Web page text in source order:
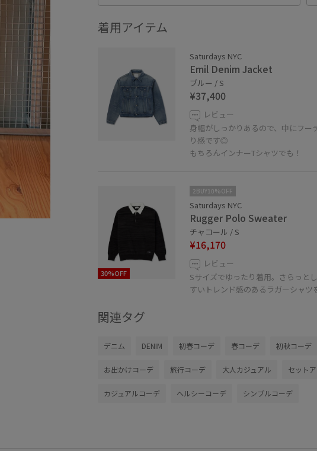
着用アイテム
Saturdays NYC
Emil Denim Jacket
ブルー / S
¥37,400
レビュー
身幅がしっかりあるので、中にフー
り感です◎
もちろんインナーTシャツでも！
30%OFF
2BUY10%OFF
Saturdays NYC
Rugger Polo Sweater
チャコール / S
¥16,170
レビュー
Sサイズでゆったり着用。さらっと
すいトレンド感のあるラガーシャツ
関連タグ
デニム DENIM 初春コーデ 春コーデ 初秋コーデ
お出かけコーデ 旅行コーデ 大人カジュアル セット
カジュアルコーデ ヘルシーコーデ シンプルコーデ